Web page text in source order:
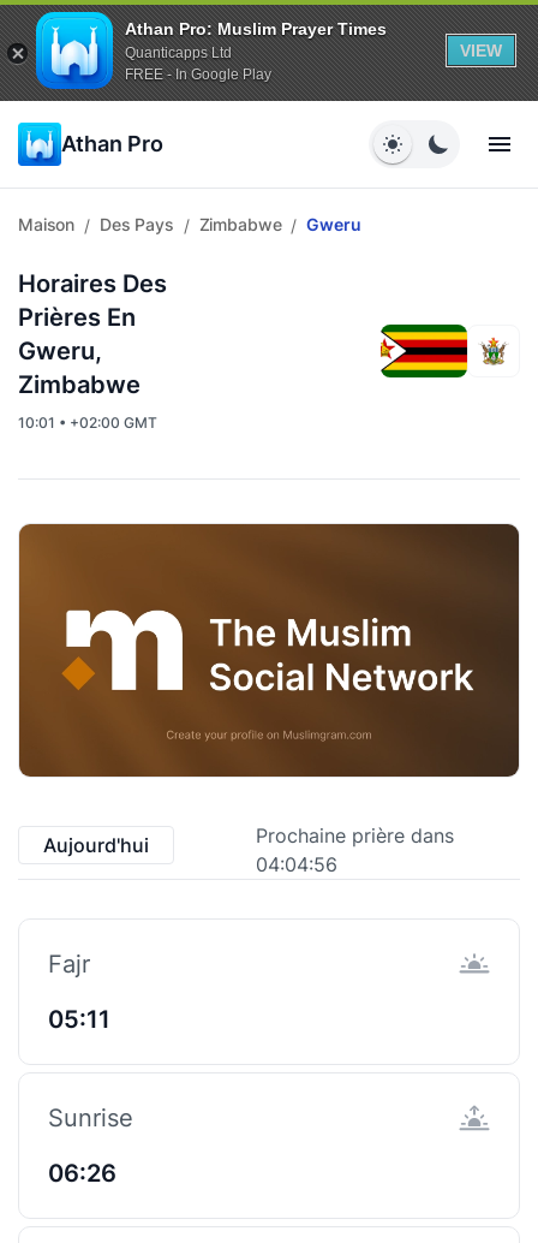
Athan Pro: Muslim Prayer Times
Quanticapps Ltd
FREE - In Google Play
VIEW
Athan Pro
Maison / Des Pays / Zimbabwe / Gweru
Horaires Des
Prières En
Gweru,
Zimbabwe
10:01 • +02:00 GMT
Aujourd'hui
Prochaine prière dans
04:04:55
Fajr
05:11
Sunrise
06:26